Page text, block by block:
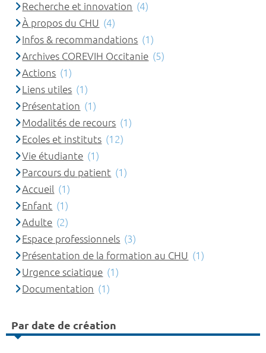
Recherche et innovation (4)
À propos du CHU (4)
Infos & recommandations (1)
Archives COREVIH Occitanie (5)
Actions (1)
Liens utiles (1)
Présentation (1)
Modalités de recours (1)
Ecoles et instituts (12)
Vie étudiante (1)
Parcours du patient (1)
Accueil (1)
Enfant (1)
Adulte (2)
Espace professionnels (3)
Présentation de la formation au CHU (1)
Urgence sciatique (1)
Documentation (1)
Par date de création